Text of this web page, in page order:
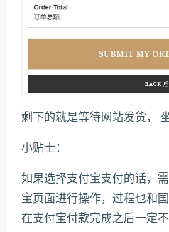
剩下的就是等待网站发货，
小贴士：
如果选择支付宝支付的话，
宝页面进行操作，过程也和
在支付宝付款完成之后一定